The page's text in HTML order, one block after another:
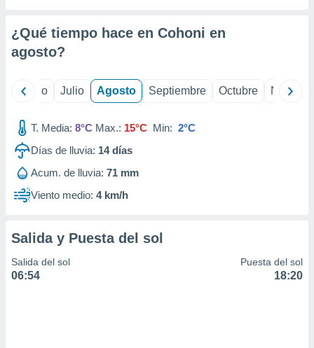
e
mediante
publicidad
publicidad
de
1199
¿Qué tiempo hace en Cohoni en
agosto?
Junio Julio Agosto Septiembre Octubre
T. Media: 8°C Max.: 15°C Min: 2°C
Días de lluvia: 14días
Acum. de lluvia: 71 mm
Viento medio: 4 km/h
Salida y Puesta del sol
Salida del sol
06:54
Puesta del sol
18:20